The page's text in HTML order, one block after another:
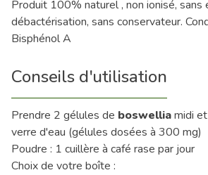
Produit 100% naturel , non ionisé, sans
débactérisation, sans conservateur.
Bisphénol A
Conseils d'utilisation
Prendre 2 gélules de boswelliamidi
verre d'eau (gélules dosées à 300 mg)
Poudre : 1 cuillère à café rase par jour
Choix de votre boîte :